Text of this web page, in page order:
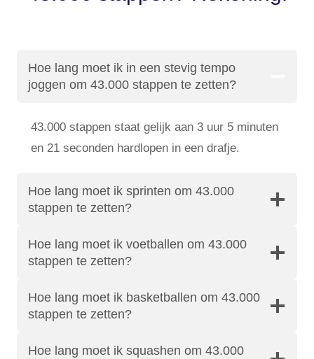
Hoe lang moet ik in een stevig tempo
joggen om 43.000 stappen te zetten?
43.000 stappen staat gelijk aan 3 uur 5 minuten
en 21 seconden hardlopen in een drafje.
Hoe lang moet ik sprinten om 43.000
stappen te zetten?
Hoe lang moet ik voetballen om 43.000
stappen te zetten?
Hoe lang moet ik basketballen om 43.000
stappen te zetten?
Hoe lang moet ik squashen om 43.000